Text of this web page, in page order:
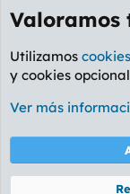
Foro General
Cookies
PL
Utilizamos cookies
y cookies
Ver más